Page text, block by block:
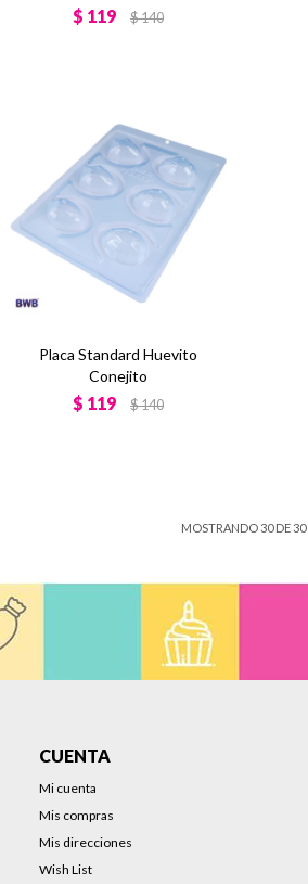
$ 119 $140
Placa Standard Huevito
Conejito
$ 119 $140
MOSTRANDO30DE30
CUENTA
Mi cuenta
Mis compras
Mis direcciones
Wish List